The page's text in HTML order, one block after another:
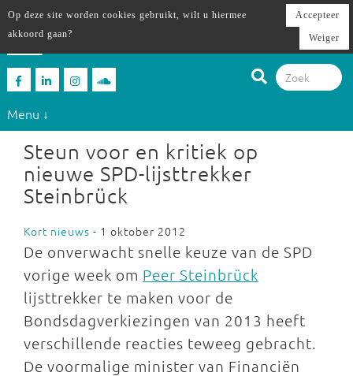
Menu ↓
Steun voor en kritiek op
nieuwe SPD-lijsttrekker
Steinbrück
Kort nieuws - 1 oktober 2012
De onverwacht snelle keuze van de SPD
vorige week om Peer Steinbrück
lijsttrekker te maken voor de
Bondsdagverkiezingen van 2013 heeft
verschillende reacties teweeg gebracht.
De voormalige minister van Financiën
Op deze site worden cookies gebruikt, wilt u hiermee
akkoord gaan?
Accepteer
Weiger